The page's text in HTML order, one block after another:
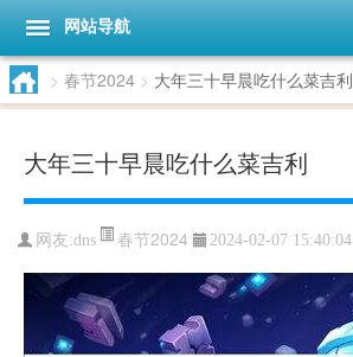
网站导航
> 春节2024 > 大年三十早晨吃什么菜吉利
大年三十早晨吃什么菜吉利
网友:dns 春节2024 2024-02-07 15:40:04